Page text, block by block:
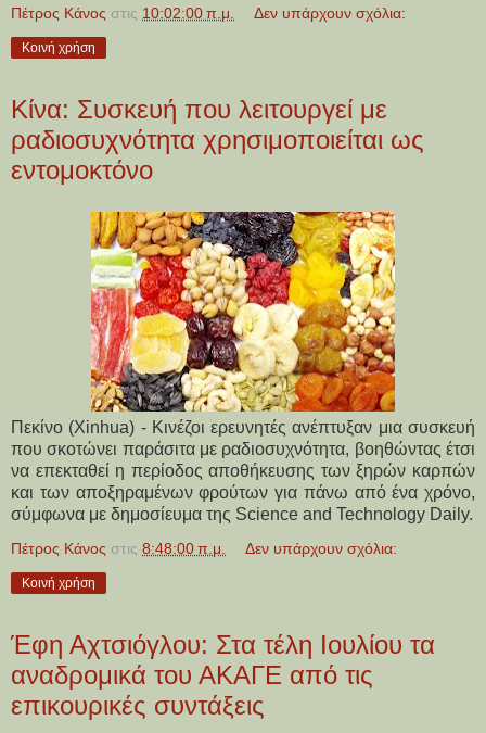
Πέτρος Κάνος στις 10:02:00 π.μ. Δεν υπάρχουν σχόλια:
Κοινή χρήση
Κίνα: Συσκευή που λειτουργεί με
ραδιοσυχνότητα χρησιμοποιείται ως
εντομοκτόνο
Πεκίνο (Xinhua) - Κινέζοι ερευνητές ανέπτυξαν μια συσκευή
που σκοτώνει παράσιτα με ραδιοσυχνότητα, βοηθώντας έτσι
να επεκταθεί η περίοδος αποθήκευσης των ξηρών καρπών
και των αποξηραμένων φρούτων για πάνω από ένα χρόνο,
σύμφωνα με δημοσίευμα της Science and Technology Daily.
Πέτρος Κάνος στις 8:48:00 π.μ. Δεν υπάρχουν σχόλια:
Κοινή χρήση
Έφη Αχτσιόγλου: Στα τέλη Ιουλίου τα
αναδρομικά του ΑΚΑΓΕ από τις
επικουρικές συντάξεις